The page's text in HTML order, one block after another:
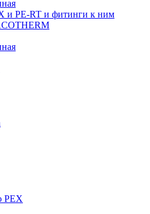
и PE-RT и фитинги к ним
PEX